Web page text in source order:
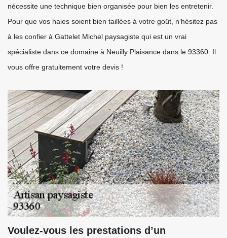
nécessite une technique bien organisée pour bien les entretenir.
Pour que vos haies soient bien taillées à votre goût, n’hésitez pas
à les confier à Gattelet Michel paysagiste qui est un vrai
spécialiste dans ce domaine à Neuilly Plaisance dans le 93360. Il
vous offre gratuitement votre devis !
Voulez-vous les prestations d’un